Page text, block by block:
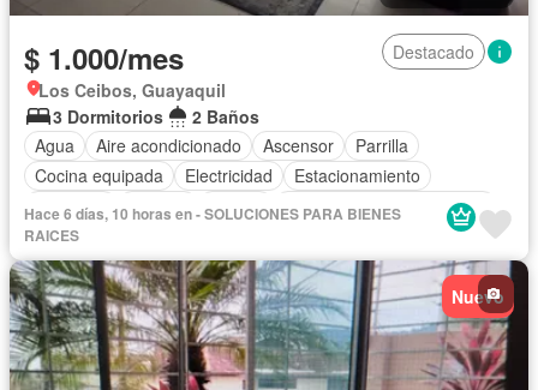
$ 1.000/mes
Destacado
Los Ceibos, Guayaquil
3 Dormitorios
2 Baños
Agua
Aire acondicionado Ascensor
Parrilla
Cocina equipada
Electricidad
Estacionamiento
Gimnasio
Internet Piscina Completamente amoblado
Hace 6 días, 10 horas en - SOLUCIONES PARA BIENES
RAICES
Nuevo